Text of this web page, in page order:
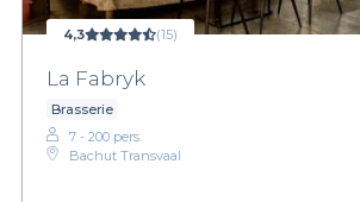
4,3 (15)
La Fabryk
Brasserie
7 - 200 pers.
Bachut Transvaal